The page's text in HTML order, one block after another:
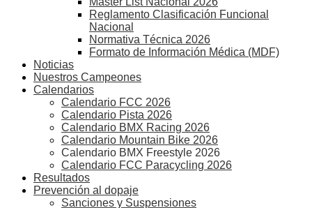
Reglamento Clasificación Funcional
Nacional
Normativa Técnica 2026
Formato de Información Médica (MDF)
Noticias
Nuestros Campeones
Calendarios
Calendario FCC 2026
Calendario Pista 2026
Calendario BMX Racing 2026
Calendario Mountain Bike 2026
Calendario BMX Freestyle 2026
Calendario FCC Paracycling 2026
Resultados
Prevención al dopaje
Sanciones y Suspensiones